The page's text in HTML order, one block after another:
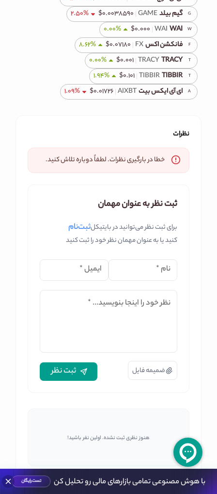
با هوش مصنوعی تمامی بازارهای مالی رو تحلیل کن تست رایگان
G گیم بیلدGAME
$۰.۰۰۳۸۵۹۰ 2.50%
W
WAI
WAI
$۰.۰۰۰ 0.00%
F فانکشن اکسFX
$۰.۰۷۱۸۰ 8.62%
T
TRACY
TRACY
$۰.۰۰۱ 0.00%
T
TIBBIR
TIBBIR
$۰.۱۰۱ 1.94%
A ای آی ایکس بیتAIXBT
$۰.۰۱۷۲۶ 1.09%
نظرات
خطا در بارگیری نظرات. لطفاً دوباره تلاش کنید.
ثبت نظر به عنوان مهمان
برای ثبت نظر می‌توانید در بایتیکلثبت‌نام
کنید یا به عنوان مهمان نظر خود را ثبت کنید
نام * ایمیل*
نظر خود را اینجا بنویسید... *
ضمیمه فایل ثبت نظر
هنوز نظری ثبت نشده. اولین نفر باشید!
خانه ارز های دیجیتال BIZ